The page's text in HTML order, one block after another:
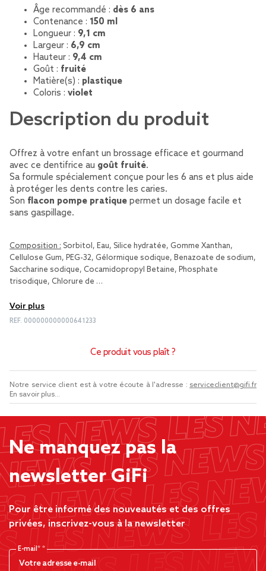
Âge recommandé : dès 6 ans
Contenance : 150 ml
Longueur : 9,1 cm
Largeur : 6,9 cm
Hauteur : 9,4 cm
Goût : fruité
Matière(s) : plastique
Coloris : violet
Description du produit
Offrez à votre enfant un brossage efficace et gourmand
avec ce dentifrice au goût fruité.
Sa formule spécialement conçue pour les 6 ans et plus aide
à protéger les dents contre les caries.
Son flacon pompe pratique permet un dosage facile et
sans gaspillage.
Composition : Sorbitol, Eau, Silice hydratée, Gomme Xanthan,
Cellulose Gum, PEG-32, Gélormique sodique, Benazoate de sodium,
Saccharine sodique, Cocamidopropyl Betaine, Phosphate
trisodique, Chlorure de …
Voir plus
REF. 000000000000641233
Ce produit vous plaît ?
Notre service client est à votre écoute à l'adresse : serviceclient@gifi.fr
En savoir plus...
Ne manquez pas la
newsletter GiFi
Pour être informé des nouveautés et des offres
privées, inscrivez-vous à la newsletter
E-mail*